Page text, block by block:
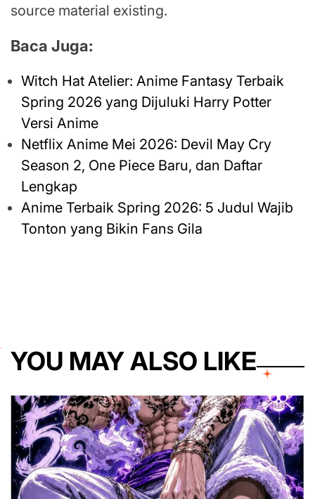
source material existing.
Baca Juga:
Witch Hat Atelier: Anime Fantasy Terbaik
Spring 2026 yang Dijuluki Harry Potter
Versi Anime
Netflix Anime Mei 2026: Devil May Cry
Season 2, One Piece Baru, dan Daftar
Lengkap
Anime Terbaik Spring 2026: 5 Judul Wajib
Tonton yang Bikin Fans Gila
YOU MAY ALSO LIKE